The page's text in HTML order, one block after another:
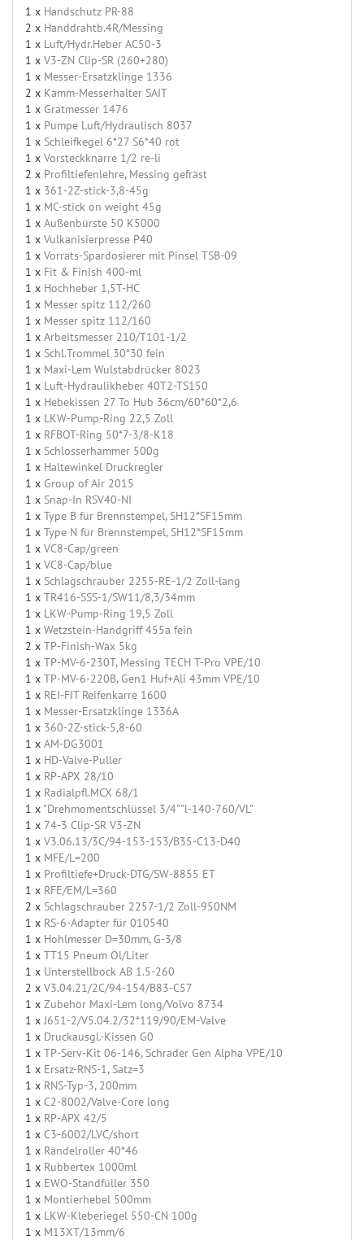
1 x Handschutz PR-88
2 x Handdrahtb.4R/Messing
1 x Luft/Hydr.Heber AC50-3
1 x V3-ZN Clip-SR (260+280)
1 x Messer-Ersatzklinge 1336
2 x Kamm-Messerhalter SAIT
1 x Gratmesser 1476
1 x Pumpe Luft/Hydraulisch 8037
1 x Schleifkegel 6*27 S6*40 rot
1 x Vorsteckknarre 1/2 re-li
2 x Profiltiefenlehre, Messing gefräst
1 x 361-2Z-stick-3,8-45g
1 x MC-stick on weight 45g
1 x Außenbürste 50 K5000
1 x Vulkanisierpresse P40
1 x Vorrats-Spardosierer mit Pinsel TSB-09
1 x Fit & Finish 400-ml
1 x Hochheber 1,5T-HC
1 x Messer spitz 112/260
1 x Messer spitz 112/160
1 x Arbeitsmesser 210/T101-1/2
1 x Schl.Trommel 30*30 fein
1 x Maxi-Lem Wulstabdrücker 8023
1 x Luft-Hydraulikheber 40T2-TS150
1 x Hebekissen 27 To Hub 36cm/60*60*2,6
1 x LKW-Pump-Ring 22,5 Zoll
1 x RFBOT-Ring 50*7-3/8-K18
1 x Schlosserhammer 500g
1 x Haltewinkel Druckregler
1 x Group of Air 2015
1 x Snap-In RSV40-NI
1 x Type B für Brennstempel, SH12*SF15mm
1 x Type N für Brennstempel, SH12*SF15mm
1 x VC8-Cap/green
1 x VC8-Cap/blue
1 x Schlagschrauber 2255-RE-1/2 Zoll-lang
1 x TR416-SSS-1/SW11/8,3/34mm
1 x LKW-Pump-Ring 19,5 Zoll
1 x Wetzstein-Handgriff 455a fein
2 x TP-Finish-Wax 5kg
1 x TP-MV-6-230T, Messing TECH T-Pro VPE/10
1 x TP-MV-6-220B, Gen1 Huf+Ali 43mm VPE/10
1 x REI-FIT Reifenkarre 1600
1 x Messer-Ersatzklinge 1336A
1 x 360-2Z-stick-5,8-60
1 x AM-DG3001
1 x HD-Valve-Puller
1 x RP-APX 28/10
1 x Radialpfl.MCX 68/1
1 x "Drehmomentschlüssel 3/4""l-140-760/VL"
1 x 74-3 Clip-SR V3-ZN
1 x V3.06.13/3C/94-153-153/B35-C13-D40
1 x MFE/L=200
1 x Profiltiefe+Druck-DTG/SW-8855 ET
1 x RFE/EM/L=360
2 x Schlagschrauber 2257-1/2 Zoll-950NM
1 x RS-6-Adapter für 010540
1 x Hohlmesser D=30mm, G-3/8
1 x TT15 Pneum Öl/Liter
1 x Unterstellbock AB 1.5-260
2 x V3.04.21/2C/94-154/B83-C57
1 x Zubehör Maxi-Lem long/Volvo 8734
1 xJ651-2/V5.04.2/32*119/90/EM-Valve
1 x Druckausgl.-Kissen G0
1 x TP-Serv-Kit 06-146, Schrader Gen Alpha VPE/10
1 x Ersatz-RNS-1, Satz=3
1 x RNS-Typ-3, 200mm
1 x C2-8002/Valve-Core long
1 x RP-APX 42/5
1 x C3-6002/LVC/short
1 x Rändelroller 40*46
1 x Rubbertex 1000ml
1 x EWO-Standfüller 350
1 x Montierhebel 500mm
1 x LKW-Kleberiegel 550-CN 100g
1 x M13XT/13mm/6